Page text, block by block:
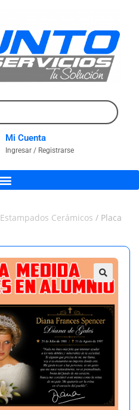
Mi Cuenta
Ingresar / Registrarse
Estampados Cerámicos / Placa